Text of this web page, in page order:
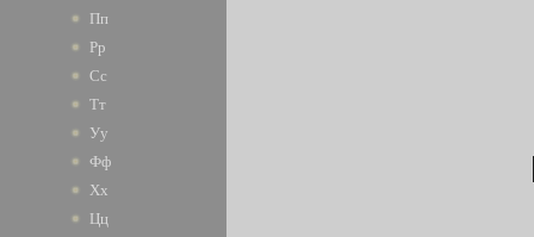
Пп
Рр
Сс
Тт
Уу
Фф
Хх
Цц